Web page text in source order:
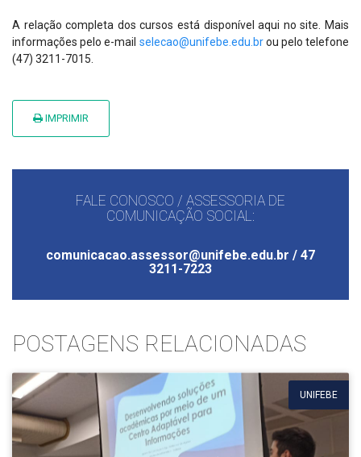
A relação completa dos cursos está disponível aqui no site. Mais
informações pelo e-mail selecao@unifebe.edu.brou pelo telefone
(47) 3211-7015.
IMPRIMIR
FALE CONOSCO / ASSESSORIA DE
COMUNICAÇÃO SOCIAL:
comunicacao.assessor@unifebe.edu.br / 47
3211-7223
POSTAGENS RELACIONADAS
UNIFEBE